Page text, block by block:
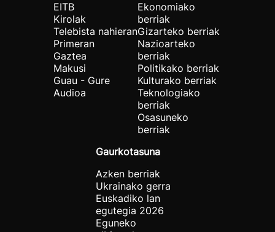
EITB
Kirolak
Telebista nahieran
Primeran
Gaztea
Makusi
Guau - Gure
Audioa
Ekonomiako
berriak
Gizarteko berriak
Nazioarteko
berriak
Politikako berriak
Kulturako berriak
Teknologiako
berriak
Osasuneko
berriak
Gaurkotasuna
Azken berriak
Ukrainako gerra
Euskadiko lan
egutegia 2026
Eguneko